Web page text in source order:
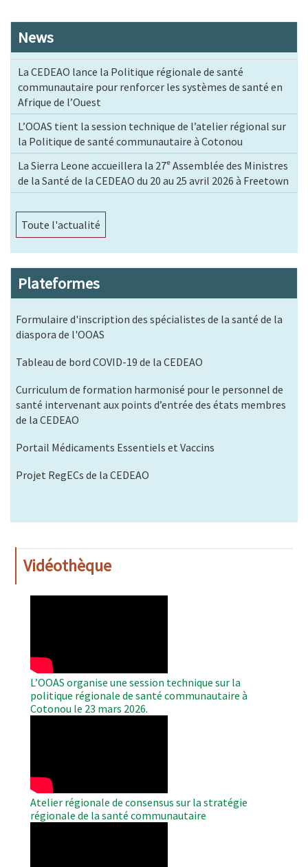
News
La CEDEAO lance la Politique régionale de santé
communautaire pour renforcer les systèmes de santé en
Afrique de l’Ouest
L’OOAS tient la session technique de l’atelier régional sur
la Politique de santé communautaire à Cotonou
La Sierra Leone accueillera la 27ᵉ Assemblée des Ministres
de la Santé de la CEDEAO du 20 au 25 avril 2026 à Freetown
Toute l'actualité
Plateformes
Formulaire d'inscription des spécialistes de la santé de la
diaspora de l'OOAS
Tableau de bord COVID-19 de la CEDEAO
Curriculum de formation harmonisé pour le personnel de
santé intervenant aux points d’entrée des états membres
de la CEDEAO
Portail Médicaments Essentiels et Vaccins
Projet RegECs de la CEDEAO
Vidéothèque
L’OOAS organise une session technique sur la
politique régionale de santé communautaire à
Cotonou le 23 mars 2026.
Atelier régionale de consensus sur la stratégie
régionale de la santé communautaire